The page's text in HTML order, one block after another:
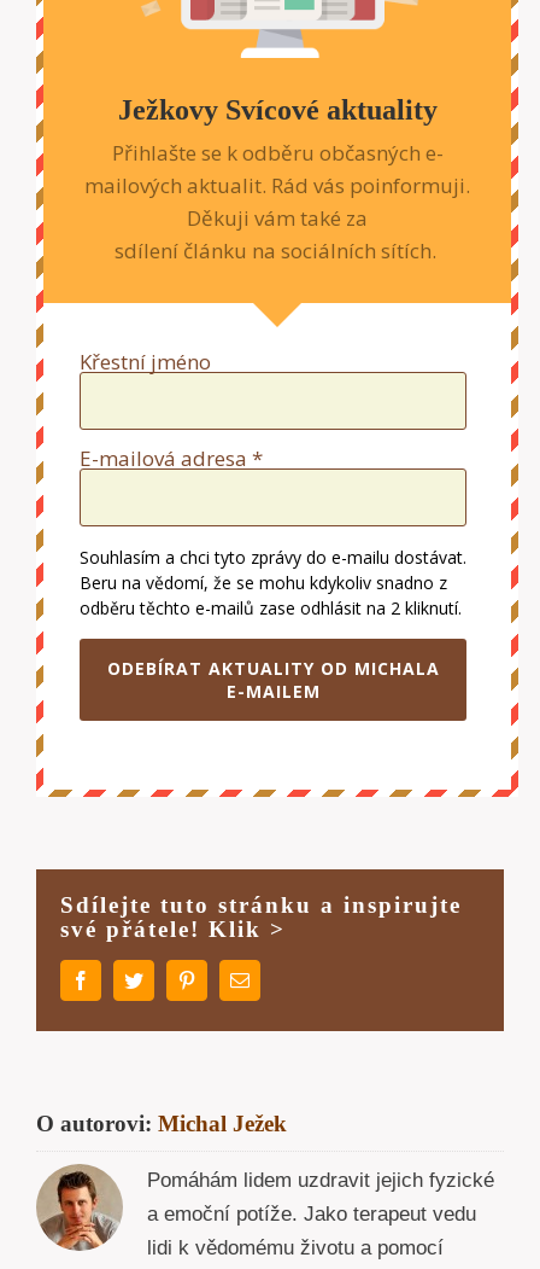
Ježkovy Svícové aktuality
Přihlašte se k odběru občasných e-
mailových aktualit. Rád vás poinformuji.
Děkuji vám také za
sdílení článku na sociálních sítích.
Křestní jméno
E-mailová adresa *
Souhlasím a chci tyto zprávy do e-mailu dostávat.
Beru na vědomí, že se mohu kdykoliv snadno z
odběru těchto e-mailů zase odhlásit na 2 kliknutí.
ODEBÍRAT AKTUALITY OD MICHALA
E-MAILEM
Sdílejte tuto stránku a inspirujte
své přátele! Klik >
FacebookTwitter PinterestE-
mail
O autorovi: Michal Ježek
Pomáhám lidem uzdravit jejich fyzické
a emoční potíže. Jako terapeut vedu
lidi k vědomému životu a pomocí